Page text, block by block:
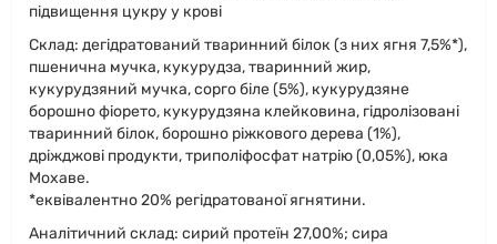
підвищення цукру у крові
Склад: дегідратований тваринний білок (з них ягня 7,5%*),
пшенична мучка, кукурудза, тваринний жир,
кукурудзяний мучка, сорго біле (5%), кукурудзяне
борошно фіорето, кукурудзяна клейковина, гідролізовані
тваринний білок, борошно ріжкового дерева (1%),
дріжджові продукти, триполіфосфат натрію (0,05%), юка
Мохаве.
*еквівалентно 20% регідратованої ягнятини.
Аналітичний склад: сирий протеїн 27,00%; сира